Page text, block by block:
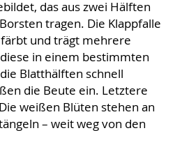
das aus zwei Hälften
tragen. Die Klappfalle
und trägt mehrere
in einem bestimmten
Blatthälften schnell
die Beute ein. Letztere
weißen Blüten stehen an
– weit weg von den